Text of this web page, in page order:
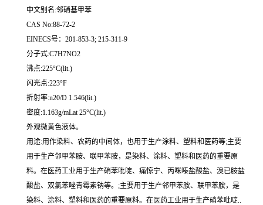
中文别名:邻硝基甲苯
CAS No:88-72-2
EINECS号：201-853-3; 215-311-9
分子式:C7H7NO2
沸点:225°C(lit.)
闪光点:223°F
折射率:n20/D 1.546(lit.)
密度:1.163g/mLat 25°C(lit.)
外观微黄色液体。
用途:用作染料、农药的中间体，也用于生产涂料、塑料和医药等;主要
用于生产邻甲苯胺、联甲苯胺，是染料、涂料、塑料和医药的重要原
料。在医药工业用于生产硝苯吡啶、痛惊宁、丙咪嗪盐酸盐、溴已胺盐
酸盐、双氯苯唑青霉素钠等。;主要用于生产邻甲苯胺、联甲苯胺，是
染料、涂料、塑料和医药的重要原料。在医药工业用于生产硝苯吡啶..